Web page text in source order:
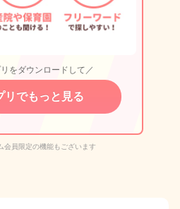
をダウンロードして／
リでもっと見る
会員限定の機能もございます